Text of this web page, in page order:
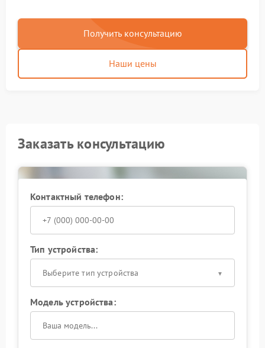
Получить консультацию
Наши цены
Заказать консультацию
Контактный телефон:
Тип устройства:
Выберите тип устройства
Модель устройства: